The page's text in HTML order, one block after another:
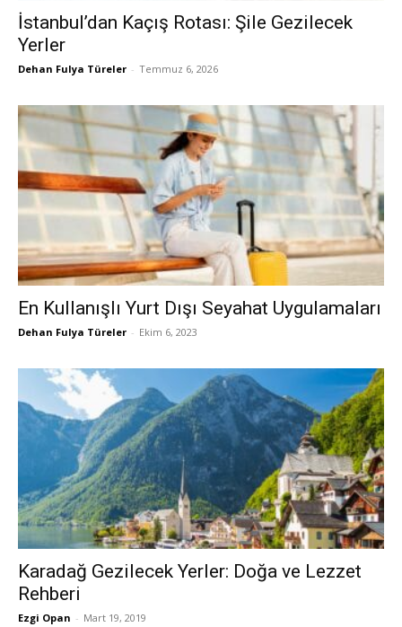
İstanbul’dan Kaçış Rotası: Şile Gezilecek
Yerler
Dehan Fulya Türeler - Temmuz 6, 2026
En Kullanışlı Yurt Dışı Seyahat Uygulamaları
Dehan Fulya Türeler - Ekim 6, 2023
Karadağ Gezilecek Yerler: Doğa ve Lezzet
Rehberi
Ezgi Opan - Mart 19, 2019